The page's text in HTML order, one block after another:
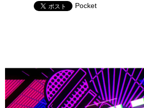
Pocket